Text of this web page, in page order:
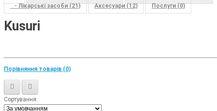
- Лікарські засоби (21)
Аксесуари (12) Послуги (0)
Kusuri
Порівняння товарів (0)
Сортування: